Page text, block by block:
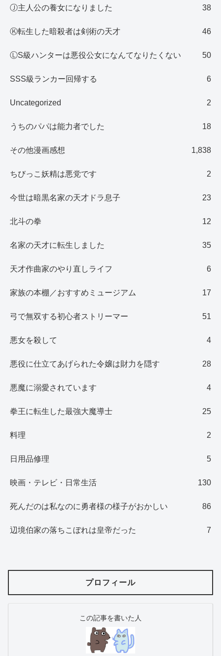
Ⓙ主人公の養女になりました 38
Ⓚ転生した暗殺者は剣術の天才 46
ⓁS級ハンターは悪役公女になんてなりたくない 50
SSS級ランカー回帰する 6
Uncategorized 2
うちのパパは能力者でした 18
その他漫画感想 1,838
ちびっこ妖精は悪党です 2
今世は暗黒名家の天才ドラ息子 23
北斗の拳 12
名家の天才に転生しました 35
天才作曲家のやり直しライフ 6
家族の本棚／おすすめミュージアム 17
弓で無双する初心者ストリーマー 51
悪女を殺して 4
悪役に仕立てあげられた令嬢は財力を隠す 28
悪魔に溺愛されています 4
拳王に転生した最強大魔導士 25
料理 2
日用品修理 5
映画・テレビ・日常生活 130
死んだのは私なのに勇者様の様子がおかしい 86
辺境伯家の落ちこぼれは皇帝だった 7
プロフィール
この記事を書いた人